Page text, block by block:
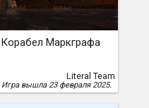
Корабел Маркграфа
Literal Team
Игра вышла 23 февраля 2025.